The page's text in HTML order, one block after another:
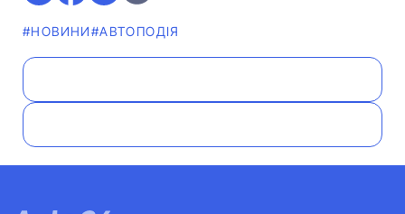
#НОВИНИ#АВТОПОДІЯ